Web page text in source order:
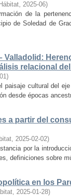
, 2025-06)
de la
de Soledad de
Valladolid:
relacional
)
paisaje cultural del
desde épocas
a partir del
, 2025-02-02)
por la
definiciones sobre
en los
, 2025-01-28)